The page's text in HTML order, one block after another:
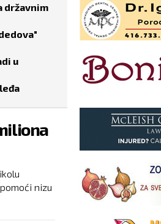
državnim
u
nizu